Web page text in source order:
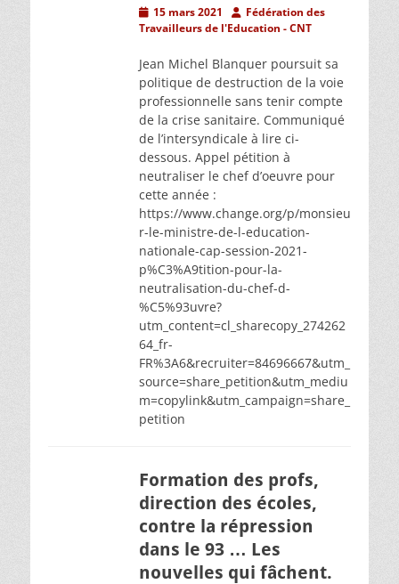
Posted
on
15 mars 2021 AuthorFédération des
Travailleurs de l'Education - CNT
Jean Michel Blanquer poursuit sa
politique de destruction de la voie
professionnelle sans tenir compte
de la crise sanitaire. Communiqué
de l’intersyndicale à lire ci-
dessous. Appel pétition à
neutraliser le chef d’oeuvre pour
cette année :
https://www.change.org/p/monsieu
r-le-ministre-de-l-education-
nationale-cap-session-2021-
p%C3%A9tition-pour-la-
neutralisation-du-chef-d-
%C5%93uvre?
utm_content=cl_sharecopy_274262
64_fr-
FR%3A6&recruiter=84696667&utm_
source=share_petition&utm_mediu
m=copylink&utm_campaign=share_
petition
Formation des profs,
direction des écoles,
contre la répression
dans le 93 … Les
nouvelles qui fâchent.